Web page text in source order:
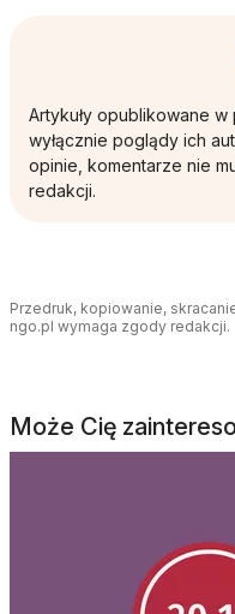
Artykuły opublikowane
wyłącznie poglądy ich
opinie, komentarze nie
redakcji.
Przedruk, kopiowanie,
ngo.pl wymaga zgody redakcji.
Może Cię